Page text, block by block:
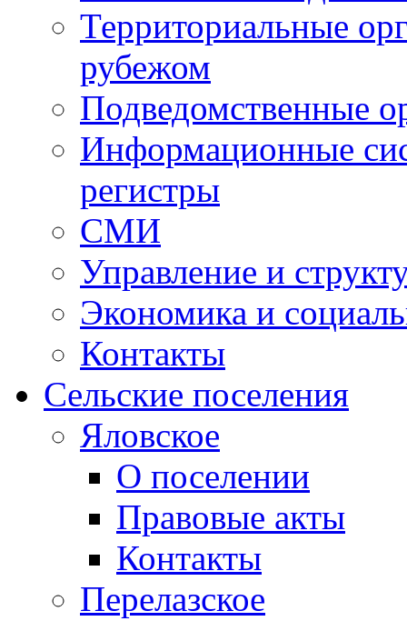
Территориальные
рубежом
Подведомственные
Информационные
регистры
СМИ
Управление и
Экономика и
Контакты
Сельские поселения
Яловское
О поселении
Правовые акты
Контакты
Перелазское